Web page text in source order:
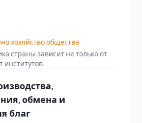
хозяйство общества
страны зависит не только от
институтов.
обмена и
благ